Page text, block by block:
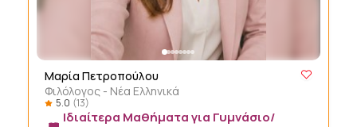
Μαρία Πετροπούλου
Φιλόλογος - Νέα Ελληνικά
5.0 (13)
Ιδιαίτερα Μαθήματα για Γυμνάσιο/